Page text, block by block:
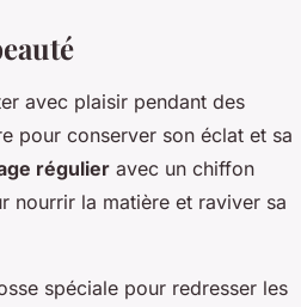
avec plaisir pendant des
pour conserver son éclat et sa
régulier avec un chiffon
nourrir la matière et raviver sa
spéciale pour redresser les